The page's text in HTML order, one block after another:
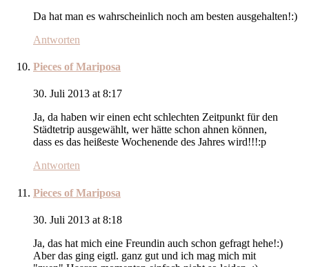
Da hat man es wahrscheinlich noch am besten ausgehalten!:)
Antworten
Pieces of Mariposa
30. Juli 2013 at 8:17
Ja, da haben wir einen echt schlechten Zeitpunkt für den
Städtetrip ausgewählt, wer hätte schon ahnen können,
dass es das heißeste Wochenende des Jahres wird!!!:p
Antworten
Pieces of Mariposa
30. Juli 2013 at 8:18
Ja, das hat mich eine Freundin auch schon gefragt hehe!:)
Aber das ging eigtl. ganz gut und ich mag mich mit